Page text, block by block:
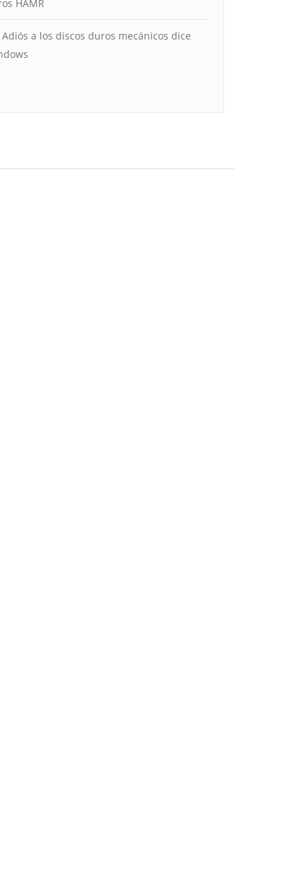
HAMR
Adiós a los discos duros mecánicos dice